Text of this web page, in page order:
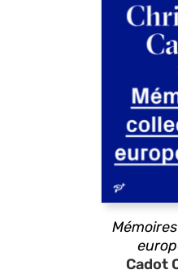
Cadot